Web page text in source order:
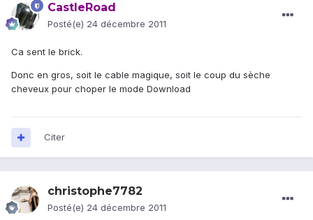
CastleRoad
Posté(e) 24 décembre 2011
Ca sent le brick.
Donc en gros, soit le cable magique, soit le coup du sèche
cheveux pour choper le mode Download
Citer
christophe7782
Posté(e) 24 décembre 2011